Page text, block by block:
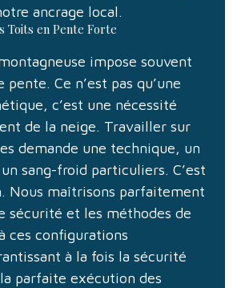
ancrage local.
Toits en Pente Forte
impose souvent
Ce n’est pas qu’une
c’est une nécessité
de la neige. Travailler sur
demande une technique, un
sang-froid particuliers. C’est
Nous maîtrisons parfaitement
sécurité et les méthodes de
ces configurations
à la fois la sécurité
parfaite exécution des